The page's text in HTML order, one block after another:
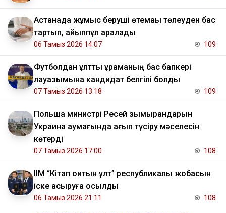
Астанада жұмыс беруші өтемақы төлеуден бас
тартып, айыппұл арқалады
06 Тамыз 2026 14:07 109
Футболдан ұлттық құраманың бас бапкері
лауазымына кандидат белгілі болды
07 Тамыз 2026 13:18 109
Польша министрі Ресей зымырандарын
Украина аумағында қағып түсіру мәселесін
көтерді
07 Тамыз 2026 17:00 108
ІІМ “Кітап оқитын ұлт” республикалық жобасын
іске асыруға қосылды
06 Тамыз 2026 21:11 108